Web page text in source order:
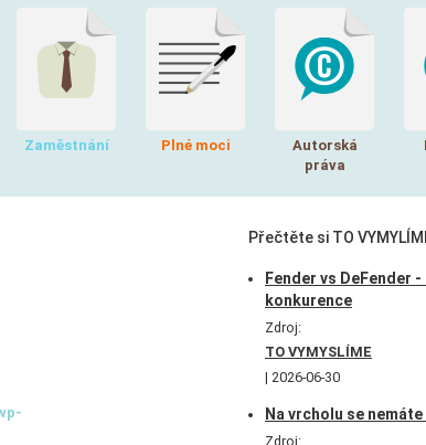
Zaměstnání Plné moci
Autorská
práva
Přečtěte si TO
Fender vs DeFender
konkurence
Zdroj:
TO VYMYSLÍME
2026-06-30
Na vrcholu se
Zdroj: